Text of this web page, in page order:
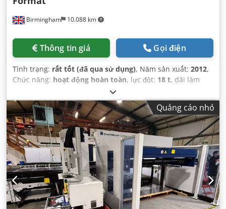
Birmingham 10.088 km
Thông tin giá Gọi điện
Tình trạng: rất tốt (đã qua sử dụng), Năm sản xuất: 2012,
Chức năng: hoạt động hoàn toàn, lực đột: 18 t, dải làm
, khoảng cách di chuyển trục X:
mm, khoảng cách di chuyển trục Y:1.600 mm,
Quảng cáo nhỏ